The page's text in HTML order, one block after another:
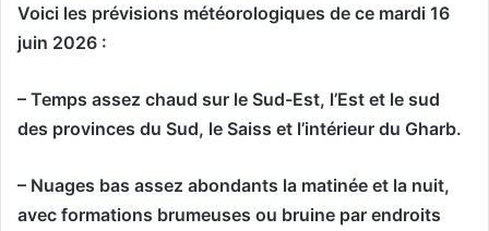
Voici les prévisions météorologiques de ce mardi 16
juin 2026 :
– Temps assez chaud sur le Sud-Est, l’Est et le sud
des provinces du Sud, le Saiss et l’intérieur du Gharb.
– Nuages bas assez abondants la matinée et la nuit,
avec formations brumeuses ou bruine par endroits